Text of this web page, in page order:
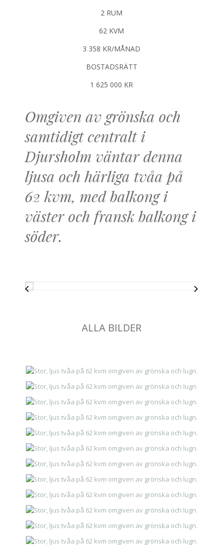
2 RUM
62 KVM
3 358 KR/MÅNAD
BOSTADSRÄTT
1 625 000 KR
Omgiven av grönska och
samtidigt centralt i
Djursholm väntar denna
ljusa och härliga tvåa på
62 kvm, med balkong i
väster och fransk balkong i
söder.
ALLA BILDER